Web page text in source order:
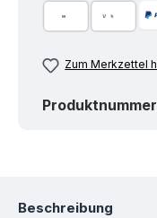
Zum Merkzettel
Beschreibung